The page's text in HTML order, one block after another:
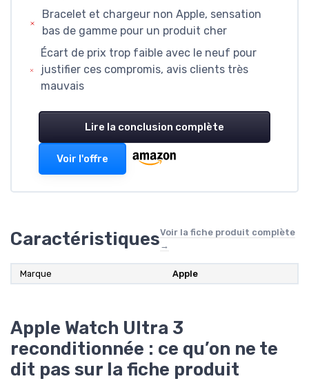
Bracelet et chargeur non Apple, sensation
bas de gamme pour un produit cher
Écart de prix trop faible avec le neuf pour
justifier ces compromis, avis clients très
mauvais
Lire la conclusion complète
Voir l'offre
CaractéristiquesVoir la fiche produit complète
→
Marque Apple
Apple Watch Ultra 3
reconditionnée : ce qu’on ne te
dit pas sur la fiche produit